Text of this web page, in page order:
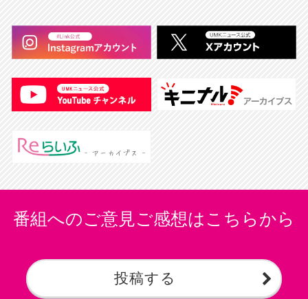
番組へのご意見ご感想はこちらから
投稿する